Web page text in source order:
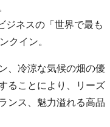
ジネスの「世界で最も
クイン。
、冷涼な気候の畑の優
ることにより、リーズ
ンス、魅力溢れる高品